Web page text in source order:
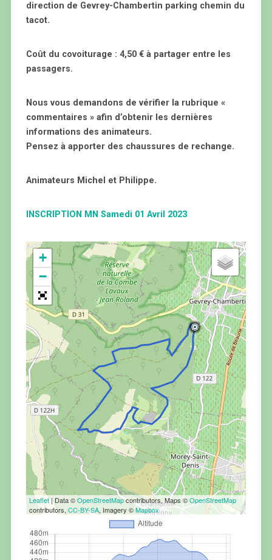
direction de Gevrey-Chambertin parking chemin du
tacot.
Coût du covoiturage : 4,50 € à partager entre les
passagers.
Nous vous demandons de vérifier la rubrique «
commentaires » afin d’obtenir les dernières
informations des animateurs.
Pensez à apporter des chaussures de rechange.
Animateurs Michel et Philippe.
INSCRIPTION MN Samedi 01 Avril 2023
+
−
Leaflet| Data ©OpenStreetMapcontributors, Maps ©OpenStreetMap
contributors, CC-BY-SA, Imagery ©Mapbox